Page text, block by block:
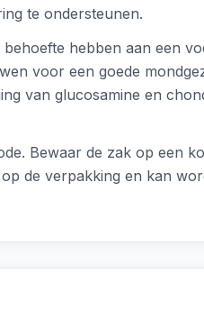
te ondersteunen.
hebben aan een
voor een goede
van glucosamine en
Bewaar de zak op een
de verpakking en kan